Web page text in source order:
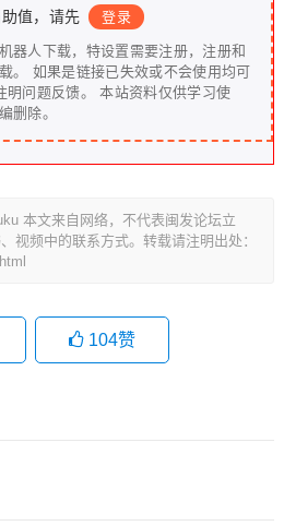
值，请先 登录
器人下载，特设置需要注册，注册和
。 如果是链接已失效或不会使用均可
删除。
本文来自网络，不代表闽发论坛立
视频中的联系方式。转载请注明出处：
104赞